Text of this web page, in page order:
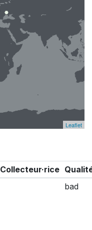
Leaflet
Collecteur·rice
bad